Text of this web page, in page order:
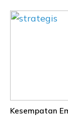
Kesempatan